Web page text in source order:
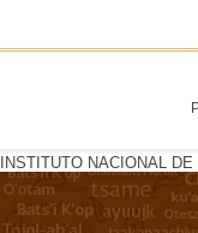
INSTITUTO NACIONAL